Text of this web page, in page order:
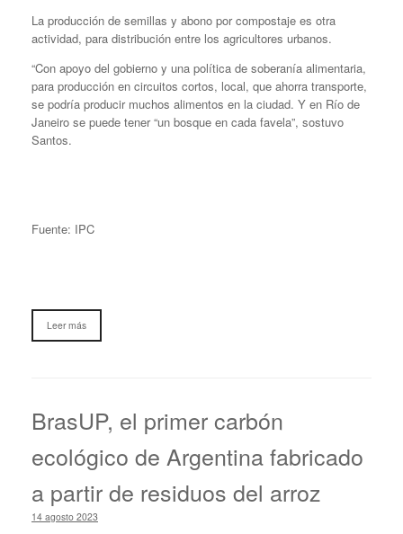
La producción de semillas y abono por compostaje es otra
actividad, para distribución entre los agricultores urbanos.
“Con apoyo del gobierno y una política de soberanía alimentaria,
para producción en circuitos cortos, local, que ahorra transporte,
se podría producir muchos alimentos en la ciudad. Y en Río de
Janeiro se puede tener “un bosque en cada favela”, sostuvo
Santos.
Fuente: IPC
Leer más
BrasUP, el primer carbón
ecológico de Argentina fabricado
a partir de residuos del arroz
14 agosto 2023